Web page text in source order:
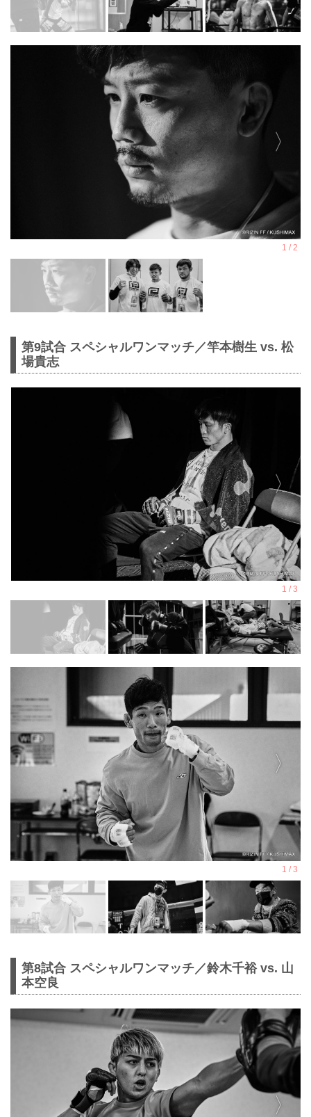
第9試合 スペシャルワンマッチ／竿本樹生 vs. 松
場貴志
第8試合 スペシャルワンマッチ／鈴木千裕 vs. 山
本空良